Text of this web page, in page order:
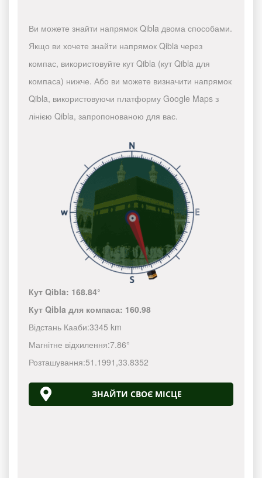
Ви можете знайти напрямок Qibla двома способами.
Якщо ви хочете знайти напрямок Qibla через
компас, використовуйте кут Qibla (кут Qibla для
компаса) нижче. Або ви можете визначити напрямок
Qibla, використовуючи платформу Google Maps з
лінією Qibla, запропонованою для вас.
Кут Qibla: 168.84°
Кут Qibla для компаса: 160.98
Відстань Кааби:3345 km
Магнітне відхилення:7.86°
Розташування:51.1991 ,33.8352
ЗНАЙТИ СВОЄ МІСЦЕ